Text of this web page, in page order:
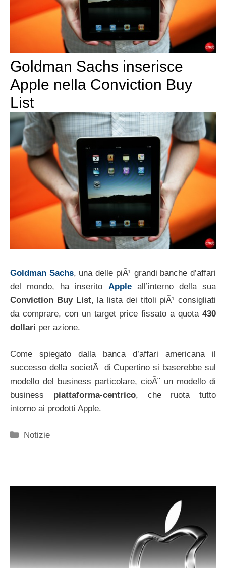
Goldman Sachs inserisce
Apple nella Conviction Buy
List
Goldman Sachs, una delle piÃ¹ grandi banche d’affari
del mondo, ha inserito Appleall’interno della sua
Conviction Buy List, la lista dei titoli piÃ¹ consigliati
da comprare, con un target price fissato a quota 430
dollari per azione.
Come spiegato dalla banca d’affari americana il
successo della societÃ di Cupertino si baserebbe sul
modello del business particolare, cioÃ¨ un modello di
business piattaforma-centrico, che ruota tutto
intorno ai prodotti Apple.
Categorie
Notizie